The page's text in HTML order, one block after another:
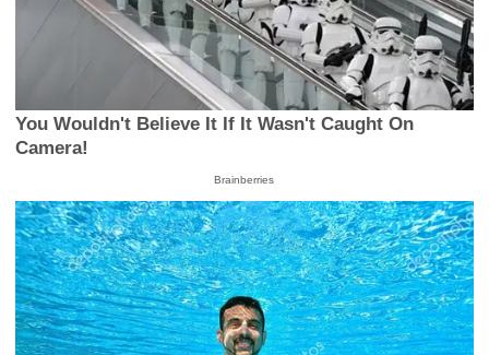
You Wouldn't Believe It If It Wasn't Caught On
Camera!
Brainberries